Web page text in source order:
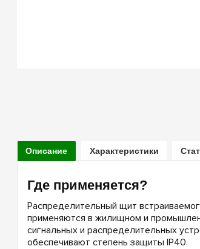
Описание Характеристики
Где применяется?
Распределительный щит
применяются в жилищном и
сигнальных и распределительных
обеспечивают степень защиты IP40.